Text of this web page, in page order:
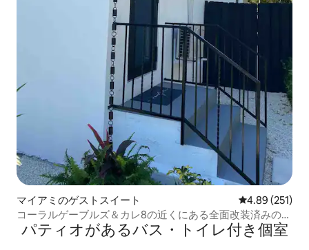
マイアミのゲストスイート レビュー251
4.89 (251)
コーラルゲーブルズ＆カレ8の近くにある全面改装済みのワ
ンルーム
パティオがあるバス・トイレ付き個室